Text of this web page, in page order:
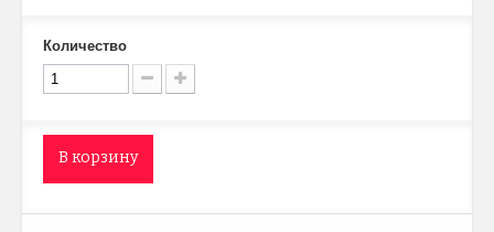
Количество
В корзину